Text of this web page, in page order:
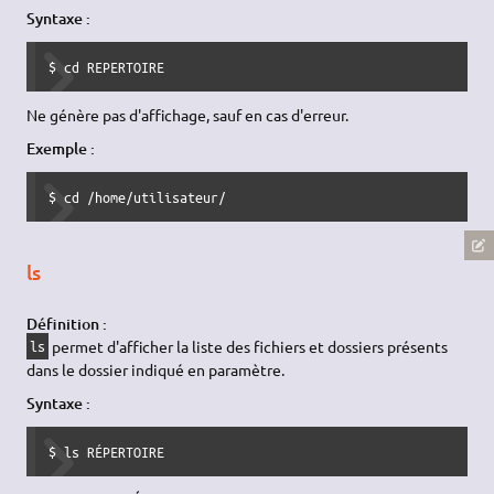
Syntaxe :
$ cd REPERTOIRE
Ne génère pas d'affichage, sauf en cas d'erreur.
Exemple :
$ cd /home/utilisateur/
ls
Définition :
ls permet d'afficher la liste des fichiers et dossiers présents
dans le dossier indiqué en paramètre.
Syntaxe :
$ ls RÉPERTOIRE